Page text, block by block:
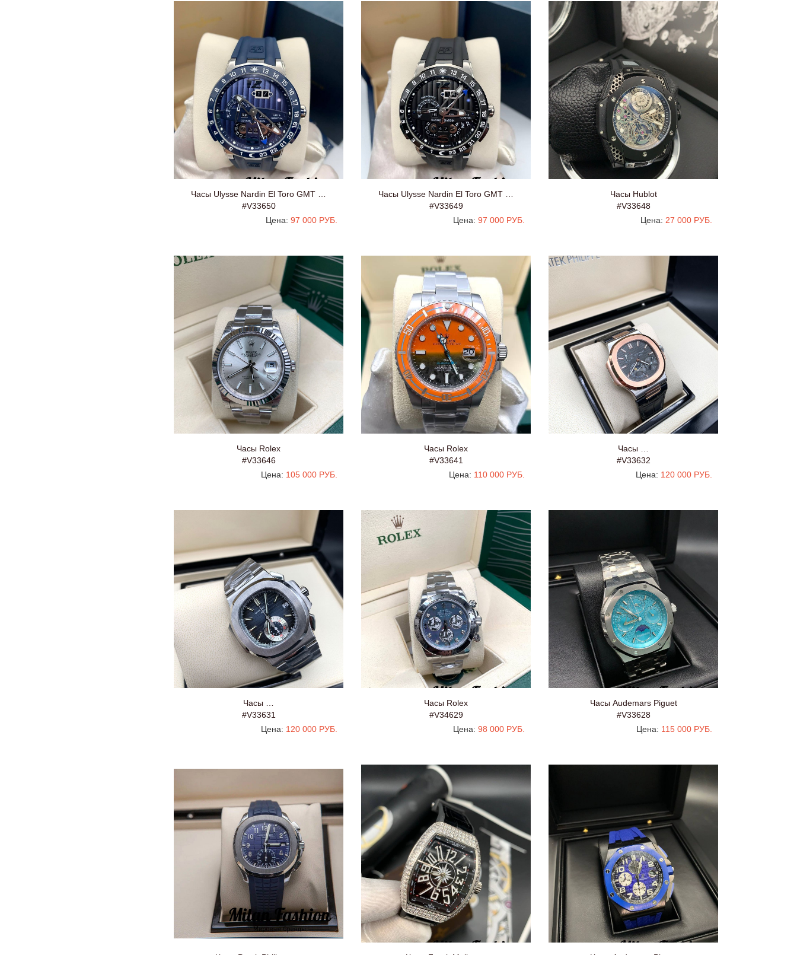
Часы Ulysse Nardin El Toro GMT …
#V33650
Цена: 97 000 РУБ.
Часы Ulysse Nardin El Toro GMT …
#V33649
Цена: 97 000 РУБ.
Часы Hublot
#V33648
Цена: 27 000 РУБ.
Часы Rolex
#V33646
Цена: 105 000 РУБ.
Часы Rolex
#V33641
Цена: 110 000 РУБ.
Часы …
#V33632
Цена: 120 000 РУБ.
Часы …
#V33631
Цена: 120 000 РУБ.
Часы Rolex
#V34629
Цена: 98 000 РУБ.
Часы Audemars Piguet
#V33628
Цена: 115 000 РУБ.